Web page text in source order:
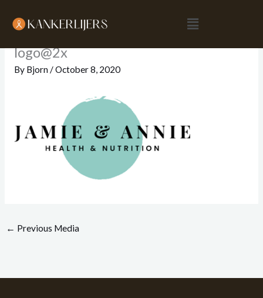
Menu
logo@2x
By Bjorn/October 8, 2020
← Previous Media